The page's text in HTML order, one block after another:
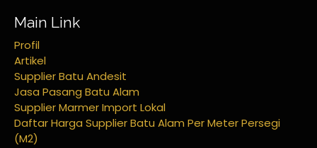
Main Link
Profil
Artikel
Supplier Batu Andesit
Jasa Pasang Batu Alam
Supplier Marmer Import Lokal
Daftar Harga Supplier Batu Alam Per Meter Persegi
(M2)